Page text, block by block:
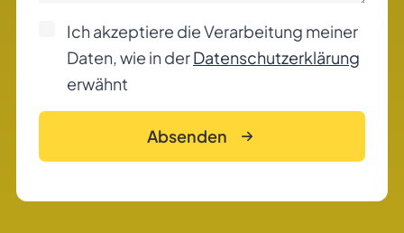
Ich akzeptiere die Verarbeitung meiner
Daten, wie in derDatenschutzerklärung
erwähnt
Absenden